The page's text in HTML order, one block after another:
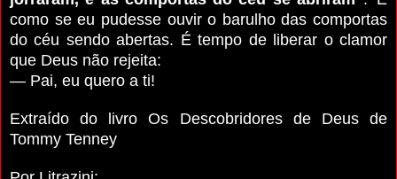
como se eu pudesse ouvir o barulho das comportas
do céu sendo abertas. É tempo de liberar o cla­mor
que Deus não rejeita:
— Pai, eu quero a ti!
Extraído do livro Os Descobridores de Deus de
Tommy Tenney